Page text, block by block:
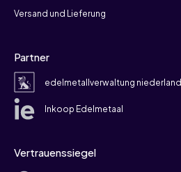
Versand und Lieferung
Partner
edelmetallverwaltung
Inkoop Edelmetaal
Vertrauenssiegel